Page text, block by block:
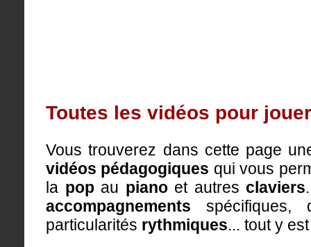
Toutes les vidéos pour
Vous trouverez dans cette page
vidéos pédagogiques qui vous
la popau pianoet autres claviers
accompagnements spécifiques,
particularités rythmiques... tout y